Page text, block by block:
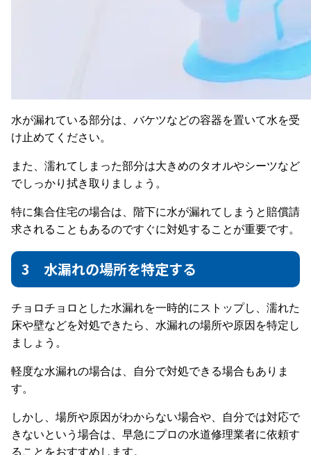
水が漏れている部分は、バケツなどの容器を置いて水を受
け止めてください。
また、濡れてしまった部分は大きめのタオルやシーツなど
でしっかり拭き取りましょう。
特に集合住宅の場合は、階下に水が漏れてしまうと賠償請
求されることもあるのですぐに対処することが重要です。
3 水漏れの場所を特定する
チョロチョロとした水漏れを一時的にストップし、濡れた
床や壁などを対処できたら、水漏れの場所や原因を特定し
ましょう。
軽度な水漏れの場合は、自分で対処できる場合もありま
す。
しかし、場所や原因がわからない場合や、自分では対応で
きないという場合は、早急にプロの水道修理業者に依頼す
ることをおすすめします。